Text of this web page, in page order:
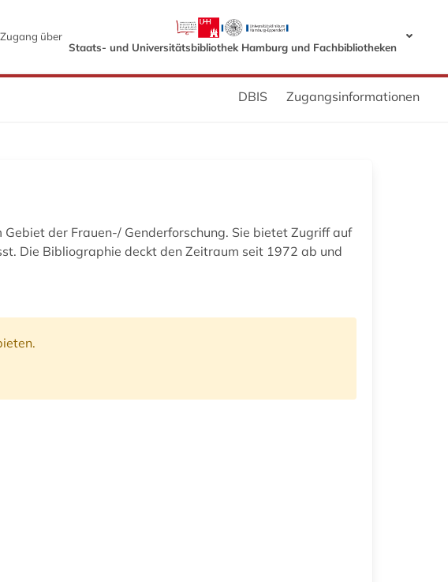
Zugang über
Staats- und Universitätsbibliothek Hamburg und Fachbibliotheken
DBIS Zugangsinformationen
der Frauen-/ Genderforschung. Sie bietet Zugriff auf
Die Bibliographie deckt den Zeitraum seit 1972 ab und